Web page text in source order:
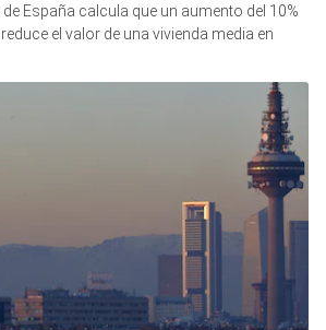
España calcula que un aumento del 10%
el valor de una vivienda media en